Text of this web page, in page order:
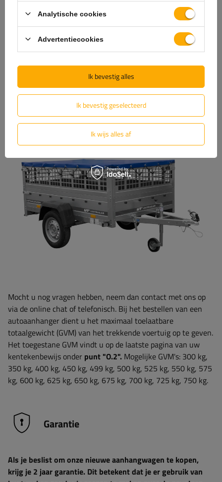
vangnetten
steunwiel met klem
vloermontages
spatborden
antidiefstalbeveiliging
wielkeggen
aluminium afdekking
... en pas het dus aan uw behoeften aan!
Mocht u nog vragen hebben, neem dan contact met ons op
via de online chat of telefonisch. Bij het bestellen van een
autoaanhanger dient u het maximaal toelaatbare
totaalgewicht (GVM) van het trekkende voertuig op te geven.
Het toegestane GVM vindt u op de laatste pagina van uw
kentekenbewijs onder punt "O.2". Mogelijke GVM's: 300 kg,
350 kg, 400 kg, 450 kg, 499 kg, 500 kg, 525 kg, 550 kg, 575
kg, 600 kg, 625 kg, 650 kg, 675 kg, 700 kg, 725 kg, 750 kg.
Garantie
Als je beslist om onze nieuwe aanhangwagen te kopen,
krijg je 2 jaar garantie. Dit betekent dat je er gebruik van
Analytische cookies
Advertentiecookies
Ik bevestig geselecteerd
Ik wijs alles af
Ik bevestig alles